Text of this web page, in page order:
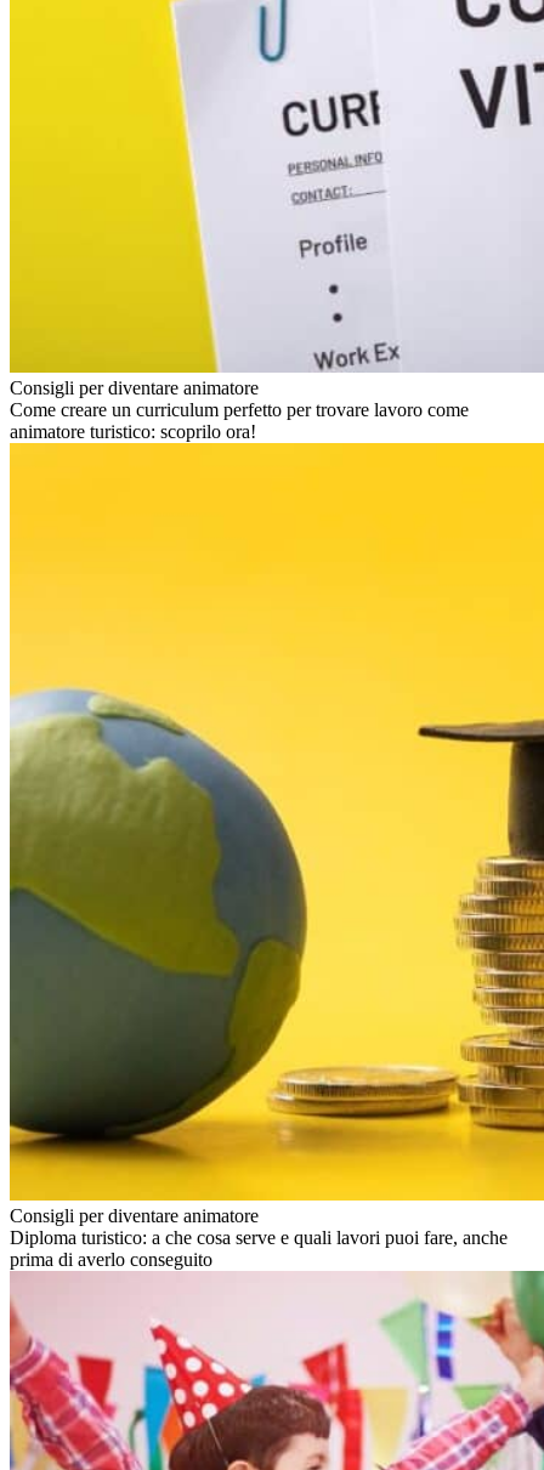
Consigli per diventare animatore
Come creare un curriculum perfetto per trovare lavoro come
animatore turistico: scoprilo ora!
Consigli per diventare animatore
Diploma turistico: a che cosa serve e quali lavori puoi fare, anche
prima di averlo conseguito